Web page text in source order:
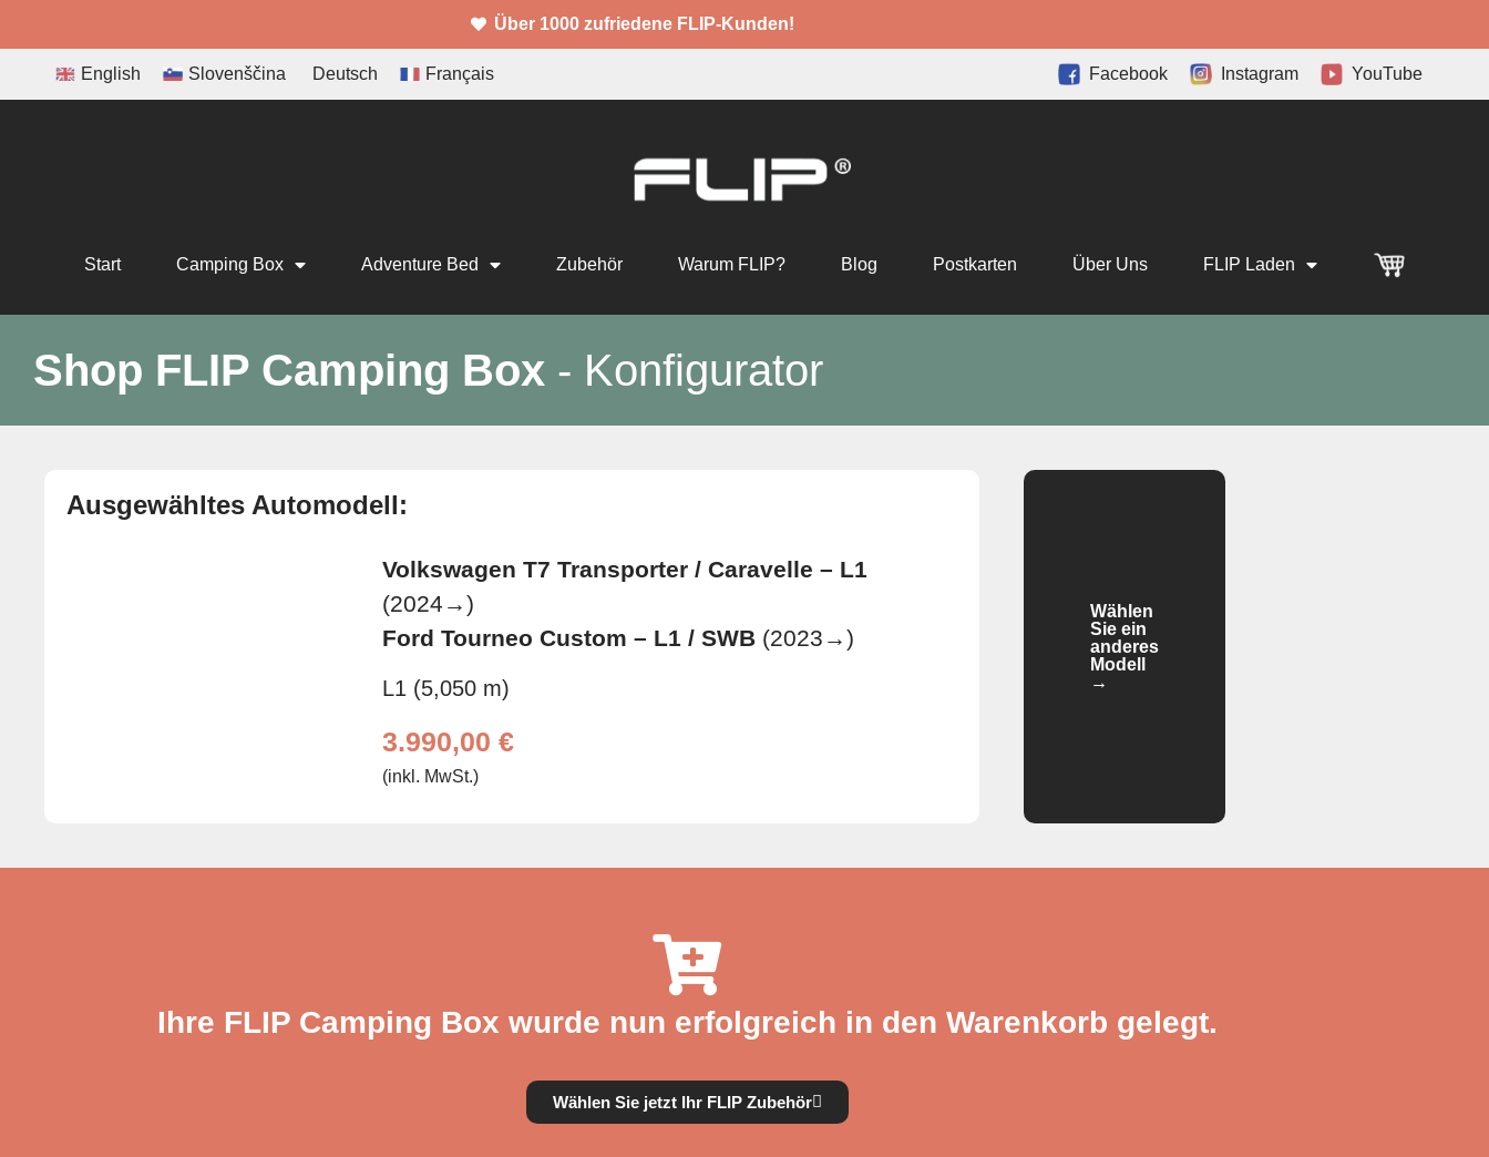
Über 1000 zufriedene FLIP-Kunden!
English Slovenščina Deutsch Français Facebook Instagram YouTube
Start Camping Box Adventure Bed Zubehör Warum FLIP? Blog Postkarten Über Uns FLIP Laden
Shop FLIP Camping Box - Konfigurator
Ausgewähltes Automodell:
Volkswagen T7 Transporter / Caravelle – L1
(2024→)
Ford Tourneo Custom – L1 / SWB (2023→)
L1 (5,050 m)
3.990,00€
(inkl. MwSt.)
Wählen
Sie ein
anderes
Modell
→
Ihre FLIP Camping Box wurde nun erfolgreich in den Warenkorb gelegt.
Wählen Sie jetzt Ihr FLIP Zubehör